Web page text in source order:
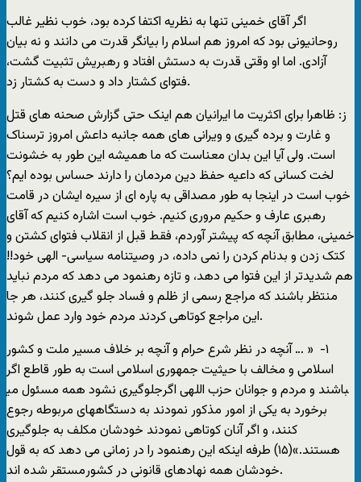
اگر آقای خمينی تنها به نظريه اکتفا کرده بود، خوب نظير غالب
روحانيونی بود که امروز هم اسلام را بيانگر قدرت می دانند و نه بيان
آزادی. اما او وقتی قدرت به دستش افتاد و رهبريش تثبيت گشت،
فتوای کشتار داد و دست به کشتار زد.
‏ ز: ظاهرا برای اکثريت ما ايرانيان هم اينک حتی گزارش صحنه های قتل
و غارت و برده گيری و ويرانی های همه جانبه داعش امروز ترسناک
است. ولی آيا اين بدان معناست که ما هميشه اين طور به خشونت
لخت کسانی که داعيه حفظ دين مردمان را دارند حساس بوده ايم؟
خوب است در اينجا به طور مصداقی به پاره ای از سيره ايشان در قامت
رهبری عارف و حکيم مروری کنيم. خوب است اشاره کنيم که آقای
خمينی، مطابق آنچه که پيشتر آوردم، فقط قبل از انقلاب فتوای کشتن و
کتک زدن و بدنام کردن را نمی داده، در وصيتنامه سياسی- الهی خود!!
هم شديدتر از اين فتوا می دهد، و تازه ‏رهنمود می دهد که مردم نبايد
منتظر باشند‏ ‏که مراجع رسمی از ظلم و فساد جلو گيری کنند، هر جا
اين مراجع کوتاهی کردند‏ ‏مردم خود وارد عمل شوند.
‏۱- ‏ « … آنچه در نظر شرع حرام و آنچه بر خلاف مسير ملت و کشور
اسلامی و مخالف‏ ‏با حيثيت جمهوری اسلامی است به طور قاطع اگر
جلوگيری نشود همه مسئول می‎باشند‏ ‏و مردم و جوانان حزب اللهی اگر
برخورد به يکی از امور مذکور نمودند به دستگاههای‏ ‏مربوطه رجوع
کنند، و اگر آنان کوتاهی نمودند خودشان مکلف به جلوگيری
هستند.»(۱۵) طرفه اينکه اين رهنمود را در زمانی می دهد که به قول
خودشان همه نهادهای قانونی‏ در کشور‏مستقر شده اند.